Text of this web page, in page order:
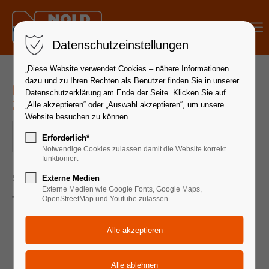
Hydraulik - Aufbau | 23. - 24. Januar
2025
ORT: 88339 BAD WALDSEE
Seminardauer 2 Tage
Themen:
Die Hydraulikflüssigkeit im System
Flüssigkeitenvergleich von mineralisch, schwer
entflammbar und biologisch
Auswirkung von Schmutz in Hydraulikanlagen
Datenschutzeinstellungen
„Diese Website verwendet Cookies – nähere Informationen
dazu und zu Ihren Rechten als Benutzer finden Sie in unserer
Datenschutzerklärung am Ende der Seite. Klicken Sie auf
„Alle akzeptieren“ oder „Auswahl akzeptieren“, um unsere
Website besuchen zu können.
Erforderlich*
Notwendige Cookies zulassen damit die Website korrekt
funktioniert
Externe Medien
Externe Medien wie Google Fonts, Google Maps,
OpenStreetMap und Youtube zulassen